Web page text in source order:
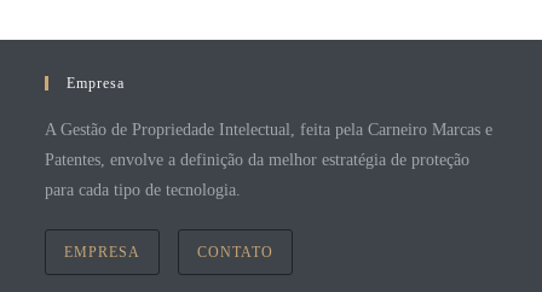
Empresa
A Gestão de Propriedade Intelectual, feita pela Carneiro Marcas e
Patentes, envolve a definição da melhor estratégia de proteção
para cada tipo de tecnologia.
EMPRESA CONTATO